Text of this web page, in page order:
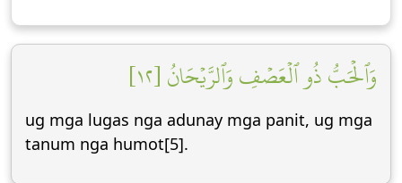
وَٱلۡحَبُّ ذُو ٱلۡعَصۡفِ وَٱلرَّيۡحَانُ [١٢]
ug mga lugas nga adunay mga panit, ug mga
tanum nga humot[5].